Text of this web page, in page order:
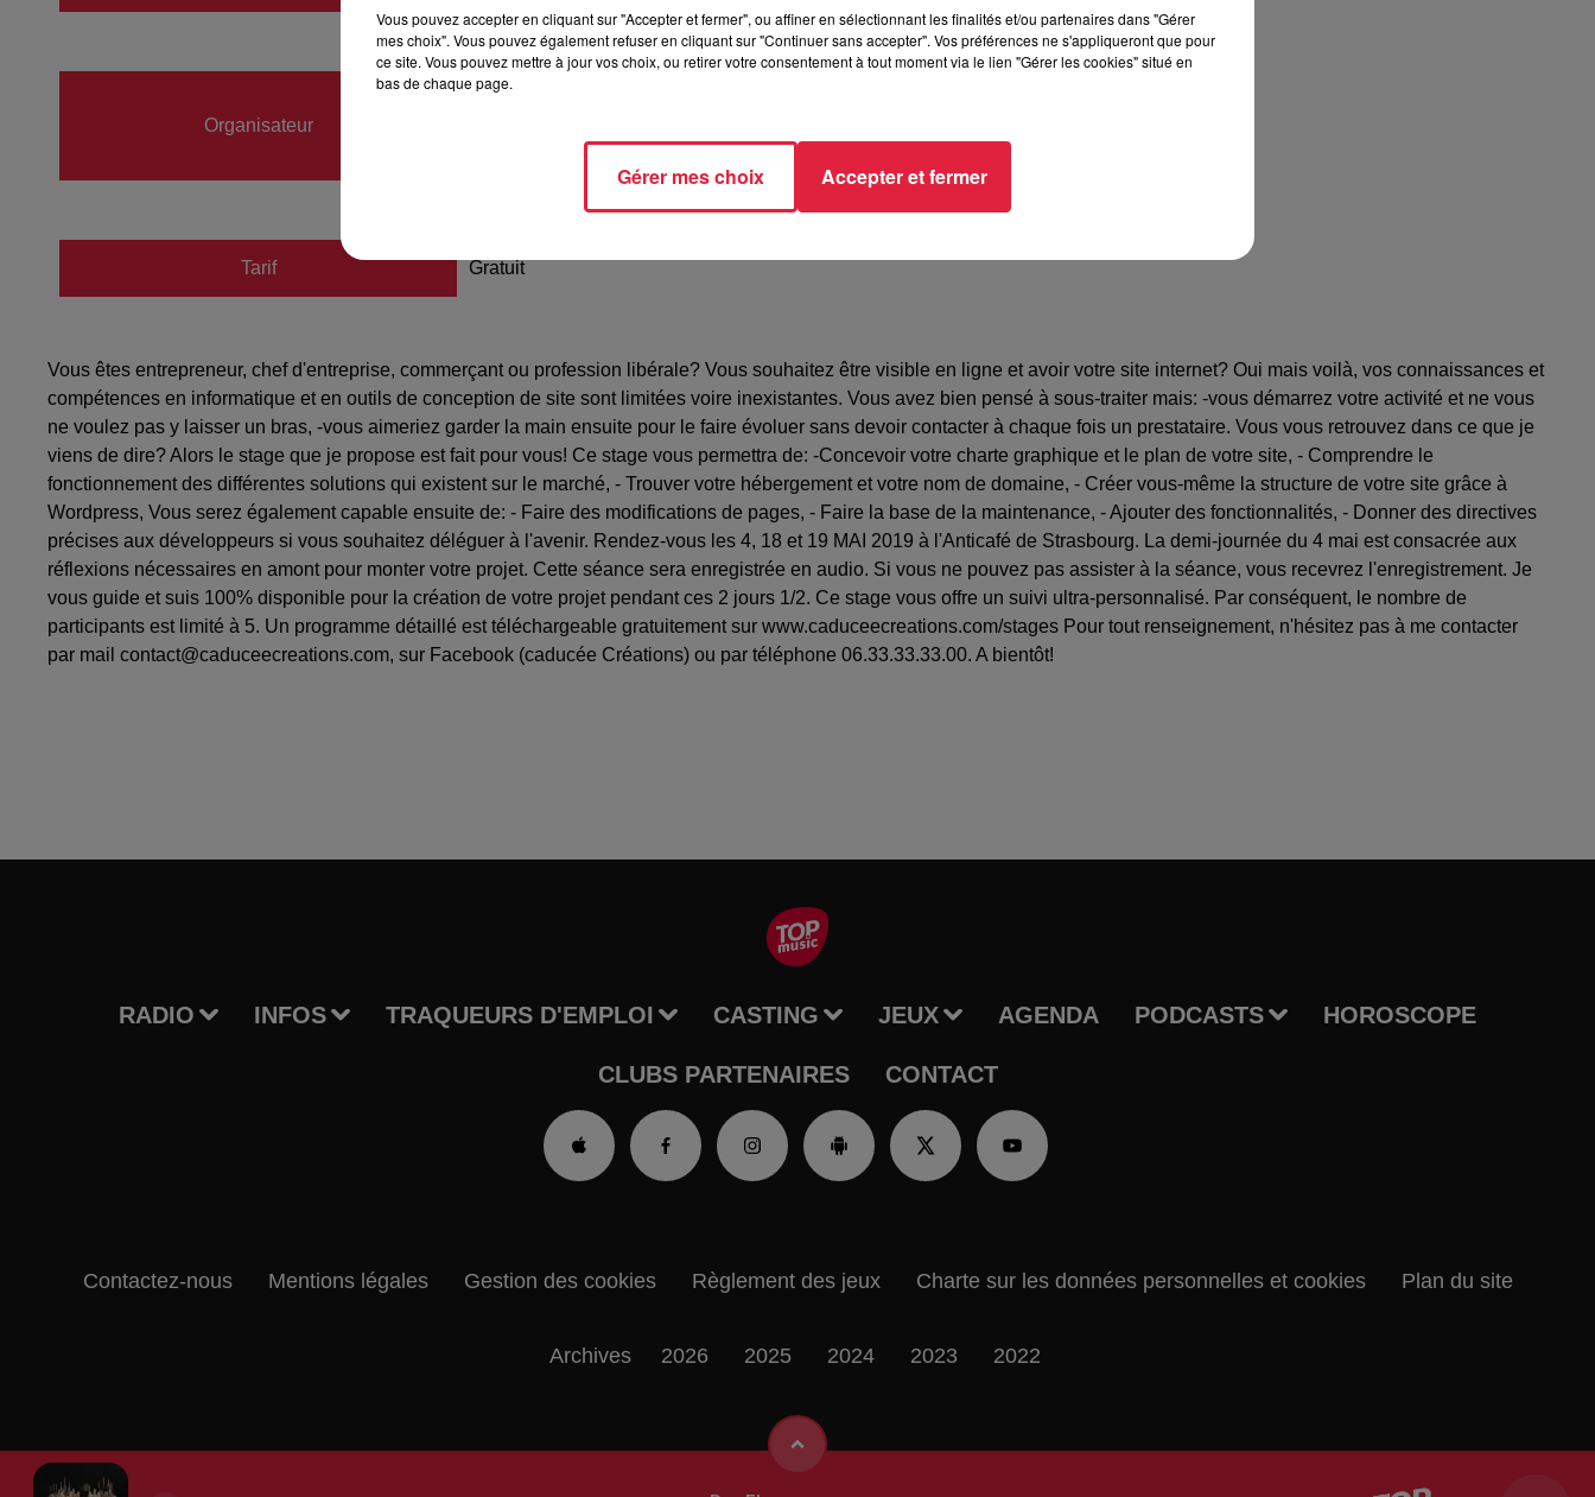
Organisateur
Virginie DUBOSCQ
contact@caduceecreations.com
Tarif Gratuit
Vous êtes entrepreneur, chef d'entreprise, commerçant ou profession libérale? Vous souhaitez être visible en ligne et avoir votre site internet? Oui mais voilà, vos connaissances et
compétences en informatique et en outils de conception de site sont limitées voire inexistantes. Vous avez bien pensé à sous-traiter mais: -vous démarrez votre activité et ne vous
ne voulez pas y laisser un bras, -vous aimeriez garder la main ensuite pour le faire évoluer sans devoir contacter à chaque fois un prestataire. Vous vous retrouvez dans ce que je
viens de dire? Alors le stage que je propose est fait pour vous! Ce stage vous permettra de: -Concevoir votre charte graphique et le plan de votre site, - Comprendre le
fonctionnement des différentes solutions qui existent sur le marché, - Trouver votre hébergement et votre nom de domaine, - Créer vous-même la structure de votre site grâce à
Wordpress, Vous serez également capable ensuite de: - Faire des modifications de pages, - Faire la base de la maintenance, - Ajouter des fonctionnalités, - Donner des directives
précises aux développeurs si vous souhaitez déléguer à l'avenir. Rendez-vous les 4, 18 et 19 MAI 2019 à l'Anticafé de Strasbourg. La demi-journée du 4 mai est consacrée aux
réflexions nécessaires en amont pour monter votre projet. Cette séance sera enregistrée en audio. Si vous ne pouvez pas assister à la séance, vous recevrez l'enregistrement. Je
vous guide et suis 100% disponible pour la création de votre projet pendant ces 2 jours 1/2. Ce stage vous offre un suivi ultra-personnalisé. Par conséquent, le nombre de
participants est limité à 5. Un programme détaillé est téléchargeable gratuitement sur www.caduceecreations.com/stages Pour tout renseignement, n'hésitez pas à me contacter
par mail contact@caduceecreations.com, sur Facebook (caducée Créations) ou par téléphone 06.33.33.33.00. A bientôt!
RADIO INFOS TRAQUEURS D'EMPLOI CASTING JEUX AGENDA PODCASTS HOROSCOPE
CLUBS PARTENAIRES CONTACT
Contactez-nous Mentions légales Gestion des cookies Règlement des jeux Charte sur les données personnelles et cookies Plan du site
Archives 2026 2025 2024 2023 2022
Vous pouvez accepter en cliquant sur "Accepter et fermer", ou affiner en sélectionnant les finalités et/ou partenaires dans "Gérer
mes choix". Vous pouvez également refuser en cliquant sur "Continuer sans accepter". Vos préférences ne s'appliqueront que pour
ce site. Vous pouvez mettre à jour vos choix, ou retirer votre consentement à tout moment via le lien "Gérer les cookies" situé en
bas de chaque page.
Gérer mes choix Accepter et fermer